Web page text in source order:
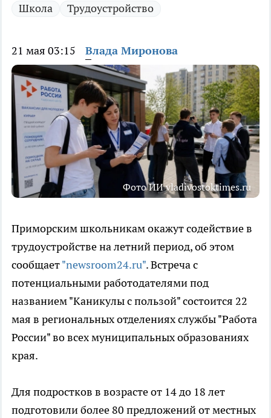
Школа
Трудоустройство
21 мая 03:15 Влада Миронова
Фото ИИ vladivostoktimes.ru
Приморским школьникам окажут содействие в
трудоустройстве на летний период, об этом
сообщает"newsroom24.ru". Встреча с
потенциальными работодателями под
названием "Каникулы с пользой" состоится 22
мая в региональных отделениях службы "Работа
России" во всех муниципальных образованиях
края.
Для подростков в возрасте от 14 до 18 лет
подготовили более 80 предложений от местных